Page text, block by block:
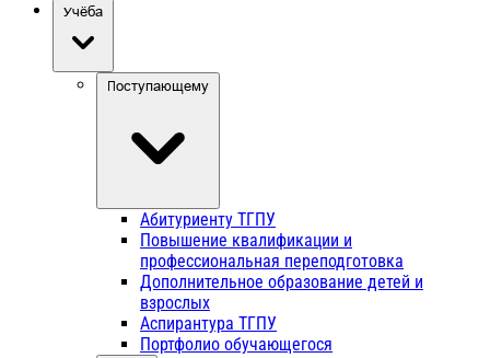
Учёба
Поступающему
Абитуриенту ТГПУ
Повышение квалификации и
профессиональная переподготовка
Дополнительное образование детей и
взрослых
Аспирантура ТГПУ
Портфолио обучающегося